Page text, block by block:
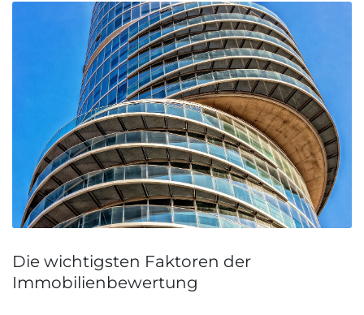
Die wichtigsten Faktoren der
Immobilienbewertung